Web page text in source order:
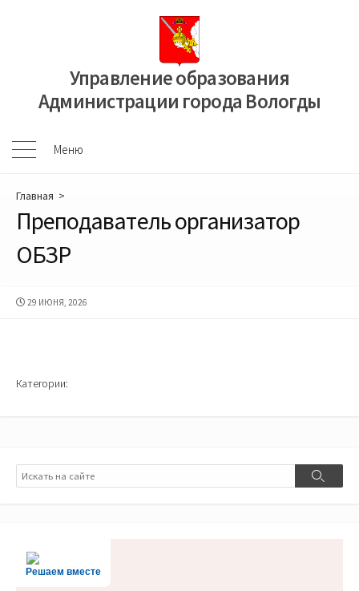
Управление образования
Администрации города Вологды
Меню
Меню
Главная >
Преподаватель организатор
ОБЗР
ДАТА
29 ИЮНЯ, 2026
Категории:
Поиск
Поиск
Решаем вместе